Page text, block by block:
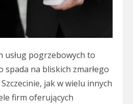
usług pogrzebowych to
spada na bliskich zmarłego
jak w wielu innych
firm oferujących